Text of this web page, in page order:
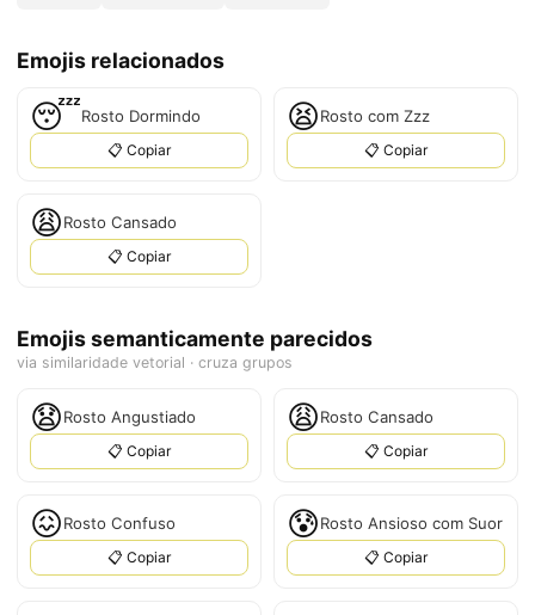
Emojis relacionados
😴Rosto Dormindo
📋 Copiar
😫Rosto com Zzz
📋 Copiar
😩Rosto Cansado
📋 Copiar
Emojis semanticamente parecidos
via similaridade vetorial · cruza grupos
😧Rosto Angustiado
📋 Copiar
😩Rosto Cansado
📋 Copiar
😖Rosto Confuso
📋 Copiar
😰Rosto Ansioso com Suor
📋 Copiar